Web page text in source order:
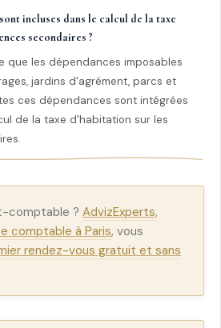
incluses dans le calcul de la taxe
secondaires ?
que les dépendances imposables
jardins d'agrément, parcs et
ces dépendances sont intégrées
de la taxe d'habitation sur les
comptable ? AdvizExperts,
comptable à Paris, vous
rendez-vous gratuit et sans